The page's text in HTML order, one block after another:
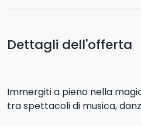
Dettagli dell'offerta
Immergiti a pieno nella
tra spettacoli di musica,